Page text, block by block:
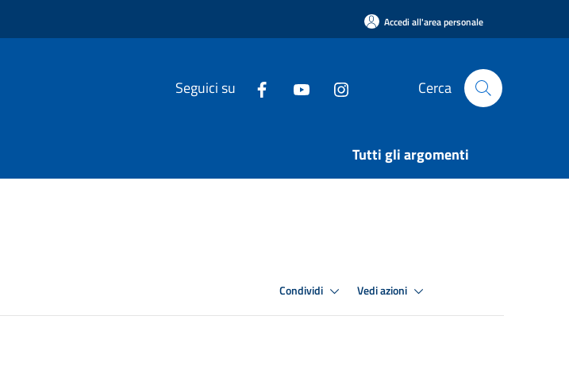
Accedi all'area personale
Seguici su Cerca
Tutti gli argomenti
Condividi Vedi azioni